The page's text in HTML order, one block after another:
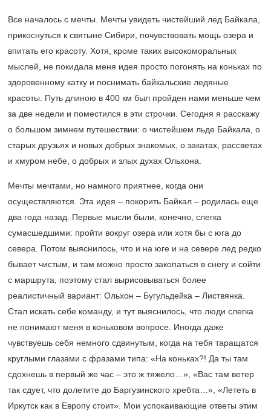
Все началось с мечты. Мечты увидеть чистейший лед Байкала,
прикоснуться к святыне Сибири, почувствовать мощь озера и
впитать его красоту. Хотя, кроме таких высокоморальных
мыслей, не покидала меня идея просто погонять на коньках по
здоровенному катку и поснимать байкальские ледяные
красоты. Путь длиною в 400 км был пройден нами меньше чем
за две недели и поместился в эти строчки. Сегодня я расскажу
о большом зимнем путешествии: о чистейшем льде Байкала, о
старых друзьях и новых добрых знакомых, о закатах, рассветах
и хмуром небе, о добрых и злых духах Ольхона.
Мечты мечтами, но намного приятнее, когда они
осуществляются. Эта идея – покорить Байкал – родилась еще
два года назад. Первые мысли были, конечно, слегка
сумасшедшими: пройти вокруг озера или хотя бы с юга до
севера. Потом выяснилось, что и на юге и на севере лед редко
бывает чистым, и там можно просто закопаться в снегу и сойти
с маршрута, поэтому стал вырисовываться более
реалистичный вариант: Ольхон – Бугульдейка – Листвянка.
Стал искать себе команду, и тут выяснилось, что люди слегка
не понимают меня в коньковом вопросе. Иногда даже
чувствуешь себя немного сдвинутым, когда на тебя таращатся
круглыми глазами с фразами типа: «На коньках?! Да ты там
сдохнешь в первый же час – это ж тяжело…», «Вас там ветер
так сдует, что долетите до Баргузинского хребта…», «Лететь в
Иркутск как в Европу стоит». Мои успокаивающие ответы этим